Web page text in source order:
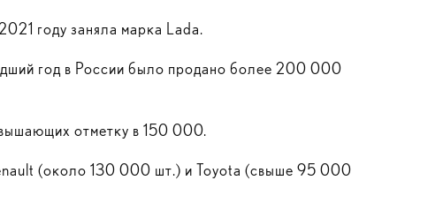
году заняла марка Lada.
год в России было продано более 200 000
отметку в 150 000.
(около 130 000 шт.) и Toyota (свыше 95 000